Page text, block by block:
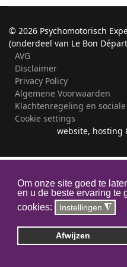
Om onze site goed te
en u de beste ervaring te
cookies:
Instellingen ◮
Afwijzen
© 2026 Psychomotorisch
(onderdeel van Le Bon
AVG
Disclaimer
Privacy Policy
Algemene Voorwaarden
Klachtenregeling en
Cookie settings
website, hosting